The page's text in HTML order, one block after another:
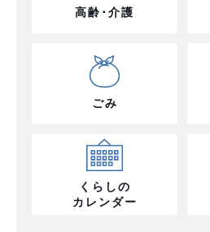
高齢･介護
ごみ
くらしの
カレンダー